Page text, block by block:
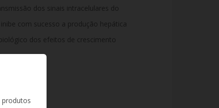
dos sinais intracelulares do
com sucesso a produção hepática
dos efeitos de crescimento
produtos